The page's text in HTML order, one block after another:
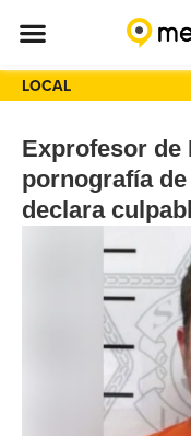
LOCAL
Exprofesor de
pornografía
declara